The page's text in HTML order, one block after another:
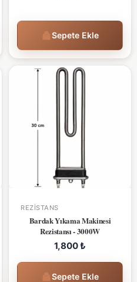
Sepete Ekle
REZISTANS
Bardak Yıkama Makinesi
Rezistansı - 3000W
1,800₺
Sepete Ekle